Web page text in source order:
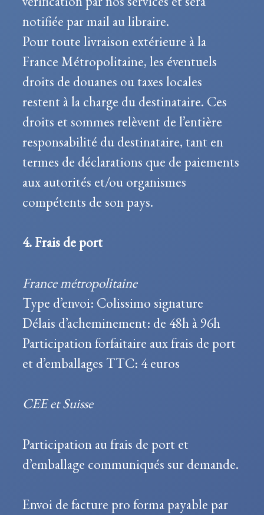
notifiée par mail au libraire.
Pour toute livraison extérieure à la
France Métropolitaine, les éventuels
droits de douanes ou taxes locales
restent à la charge du destinataire. Ces
droits et sommes relèvent de l’entière
responsabilité du destinataire, tant en
termes de déclarations que de paiements
aux autorités et/ou organismes
compétents de son pays.
4. Frais de port
France métropolitaine
Type d’envoi: Colissimo signature
Délais d’acheminement: de 48h à 96h
Participation forfaitaire aux frais de port
et d’emballages TTC: 4 euros
CEE et Suisse
Participation au frais de port et
d’emballage communiqués sur demande.
Envoi de facture pro forma payable par